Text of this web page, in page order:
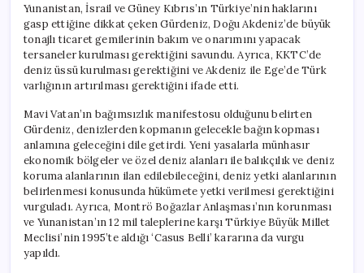
Yunanistan, İsrail ve Güney Kıbrıs’ın Türkiye’nin haklarını
gasp ettiğine dikkat çeken Gürdeniz, Doğu Akdeniz’de büyük
tonajlı ticaret gemilerinin bakım ve onarımını yapacak
tersaneler kurulması gerektiğini savundu. Ayrıca, KKTC’de
deniz üssü kurulması gerektiğini ve Akdeniz ile Ege’de Türk
varlığının artırılması gerektiğini ifade etti.
Mavi Vatan’ın bağımsızlık manifestosu olduğunu belirten
Gürdeniz, denizlerden kopmanın gelecekle bağın kopması
anlamına geleceğini dile getirdi. Yeni yasalarla münhasır
ekonomik bölgeler ve özel deniz alanları ile balıkçılık ve deniz
koruma alanlarının ilan edilebileceğini, deniz yetki alanlarının
belirlenmesi konusunda hükümete yetki verilmesi gerektiğini
vurguladı. Ayrıca, Montrö Boğazlar Anlaşması’nın korunması
ve Yunanistan’ın 12 mil taleplerine karşı Türkiye Büyük Millet
Meclisi’nin 1995’te aldığı ‘Casus Belli’ kararına da vurgu
yapıldı.